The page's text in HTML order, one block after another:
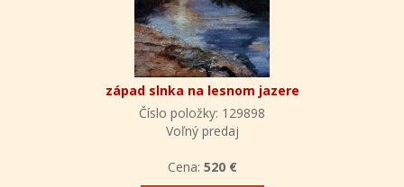
západ slnka na lesnom jazere
Číslo položky: 129898
Voľný predaj
Cena: 520 €